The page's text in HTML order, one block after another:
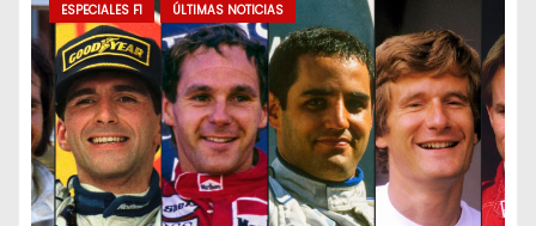
ESPECIALES F1 ÚLTIMAS NOTICIAS